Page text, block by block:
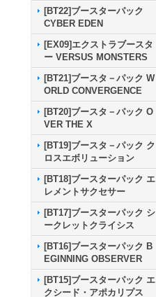
[BT22]ブースターパック
CYBER EDEN
[EX09]エクストラブースタ
ー VERSUS MONSTERS
[BT21]ブースタ－パック W
ORLD CONVERGENCE
[BT20]ブースタ－パック O
VER THE X
[BT19]ブースタ－パック ク
ロスエボリューション
[BT18]ブースターパック エ
レメントサクセサー
[BT17]ブースターパック シ
ークレットクライシス
[BT16]ブースターパック B
EGINNING OBSERVER
[BT15]ブースターパック エ
クシード・アポカリプス